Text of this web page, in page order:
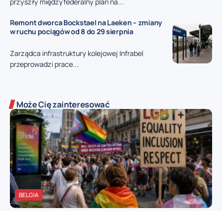
Remont dworca Bockstael na Laeken – zmiany
w ruchu pociągów od 8 do 29 sierpnia
Zarządca infrastruktury kolejowej Infrabel
przeprowadzi prace...
Może Cię zainteresować
BELGIA